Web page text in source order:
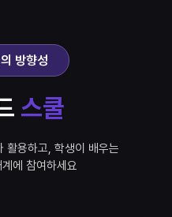
방향성
스쿨
활용하고, 학생이 배우는
에 참여하세요